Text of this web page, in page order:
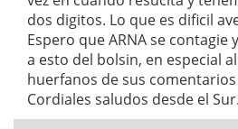
dos digitos. Lo que es dificil
Espero que ARNA se
a esto del bolsin, en especial
huerfanos de sus
Cordiales saludos desde el Sur.